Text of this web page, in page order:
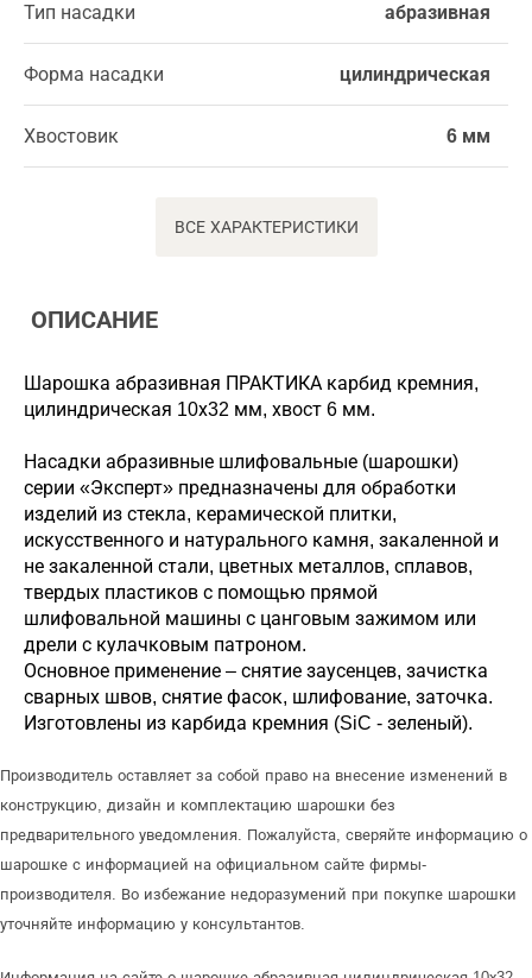
Тип насадки абразивная
Форма насадки цилиндрическая
Хвостовик 6 мм
ВСЕ ХАРАКТЕРИСТИКИ
ОПИСАНИЕ
Шарошка абразивная ПРАКТИКА карбид кремния,
цилиндрическая 10х32 мм, хвост 6 мм.
Насадки абразивные шлифовальные (шарошки)
серии «Эксперт» предназначены для обработки
изделий из стекла, керамической плитки,
искусственного и натурального камня, закаленной и
не закаленной стали, цветных металлов, сплавов,
твердых пластиков с помощью прямой
шлифовальной машины с цанговым зажимом или
дрели с кулачковым патроном.
Основное применение – снятие заусенцев, зачистка
сварных швов, снятие фасок, шлифование, заточка.
Изготовлены из карбида кремния (SiC - зеленый).
Производитель оставляет за собой право на внесение изменений в
конструкцию, дизайн и комплектацию шарошки без
предварительного уведомления. Пожалуйста, сверяйте информацию о
шарошке с информацией на официальном сайте фирмы-
производителя. Во избежание недоразумений при покупке шарошки
уточняйте информацию у консультантов.